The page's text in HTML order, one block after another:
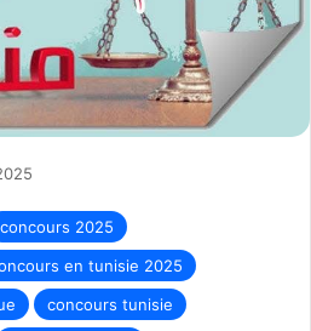
concours 2025
en tunisie 2025
concours tunisie